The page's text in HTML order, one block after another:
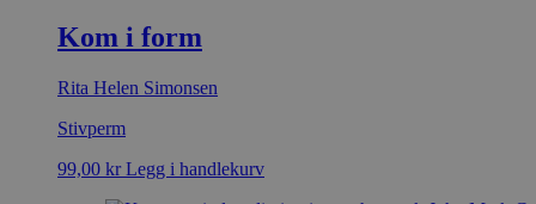
Kom i form
Rita Helen Simonsen
Stivperm
99,00 kr Legg i handlekurv